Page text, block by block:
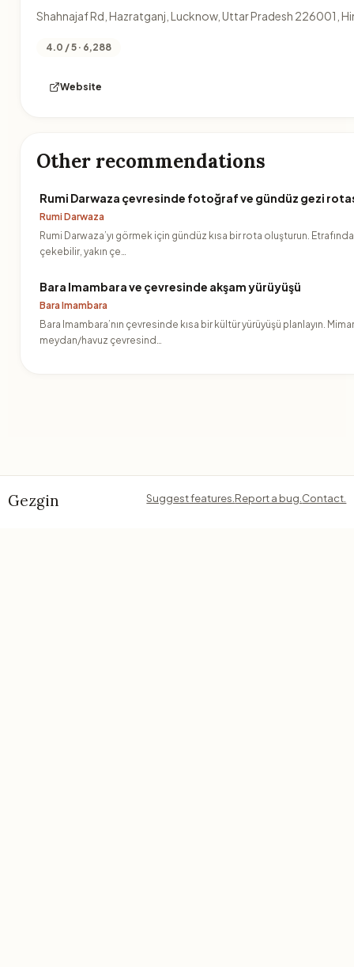
Shahnajaf Rd, Hazratganj, Lucknow, Uttar Pradesh 226001,
4.0 / 5 · 6,288
Website
Other recommendations
Rumi Darwaza çevresinde fotoğraf ve gündüz gezi
Rumi Darwaza
Rumi Darwaza’yı görmek için gündüz kısa bir rota oluşturun.
çekebilir, yakın çe…
Bara Imambara ve çevresinde akşam yürüyüşü
Bara Imambara
Bara Imambara’nın çevresinde kısa bir kültür yürüyüşü planlayın.
meydan/havuz çevresind…
Gezgin Suggest features. Report a bug. Contact.